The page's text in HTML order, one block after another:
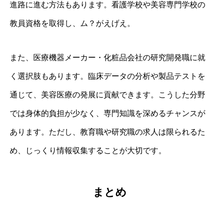
進路に進む方法もあります。看護学校や美容専門学校の
教員資格を取得し、ム？がえげえ。
また、医療機器メーカー・化粧品会社の研究開発職に就
く選択肢もあります。臨床データの分析や製品テストを
通じて、美容医療の発展に貢献できます。こうした分野
では身体的負担が少なく、専門知識を深めるチャンスが
あります。ただし、教育職や研究職の求人は限られるた
め、じっくり情報収集することが大切です。
まとめ